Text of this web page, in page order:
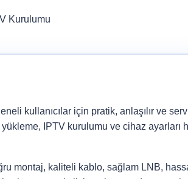
Kurulumu
kullanıcılar için pratik, anlaşılır ve
IPTV kurulumu ve cihaz ayarları
montaj, kaliteli kablo, sağlam LNB,